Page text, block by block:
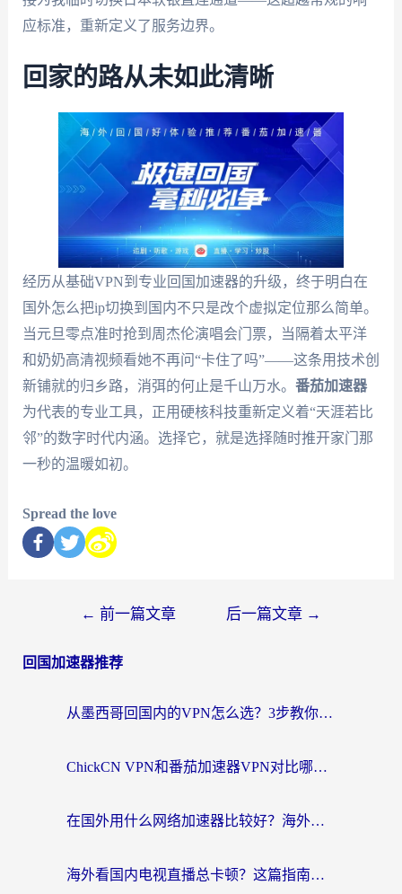
应标准，重新定义了服务边界。
回家的路从未如此清晰
经历从基础VPN到专业回国加速器的升级，终于明白在
国外怎么把ip切换到国内不只是改个虚拟定位那么简单。
当元旦零点准时抢到周杰伦演唱会门票，当隔着太平洋
和奶奶高清视频看她不再问“卡住了吗”——这条用技术创
新铺就的归乡路，消弭的何止是千山万水。 番茄加速器
为代表的专业工具，正用硬核科技重新定义着“天涯若比
邻”的数字时代内涵。选择它，就是选择随时推开家门那
一秒的温暖如初。
Spread the love
← 前一篇文章 后一篇文章 →
回国加速器推荐
从墨西哥回国内的VPN怎么选？3步教你无缝刷剧、玩国服游戏
ChickCN VPN和番茄加速器VPN对比哪个回国效果更好？海外党亲测后的真实答案
在国外用什么网络加速器比较好？海外党亲测：从痛点到解决方案的全攻略
海外看国内电视直播总卡顿？这篇指南教你选对回国加速器，无缝追剧不发愁